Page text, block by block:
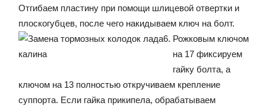
Отгибаем пластину при помощи шлицевой отвертки и
плоскогубцев, после чего накидываем ключ на болт.
Рожковым ключом
на 17 фиксируем
гайку болта, а
ключом на 13 полностью откручиваем крепление
суппорта. Если гайка прикипела, обрабатываем